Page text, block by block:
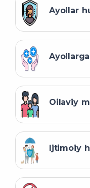
Ayollar
Oilaviy
Ijtimoiy